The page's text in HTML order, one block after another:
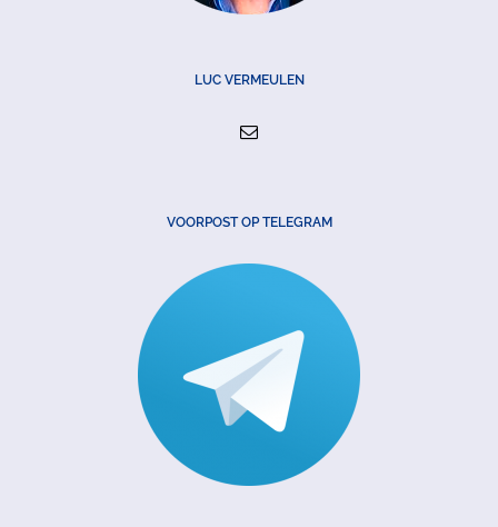
LUC VERMEULEN
VOORPOST OP TELEGRAM